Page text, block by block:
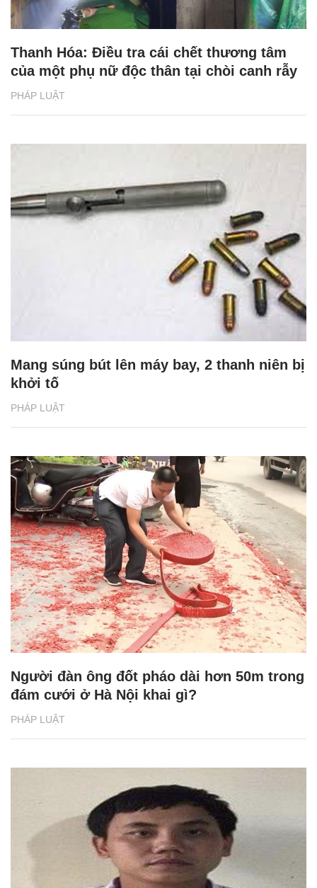
PHÁP LUẬT
Thanh Hóa: Điều tra cái chết thương tâm
của một phụ nữ độc thân tại chòi canh rẫy
PHÁP LUẬT
Mang súng bút lên máy bay, 2 thanh niên bị
khởi tố
PHÁP LUẬT
Người đàn ông đốt pháo dài hơn 50m trong
đám cưới ở Hà Nội khai gì?